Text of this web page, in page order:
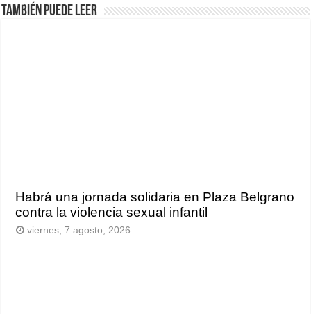
También puede leer
Habrá una jornada solidaria en Plaza Belgrano
contra la violencia sexual infantil
viernes, 7 agosto, 2026